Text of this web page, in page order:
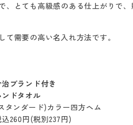
、とても高級感のある仕上がりで
需要の高い名入れ方法です。
ブランド付き
ンドタオル
タンダード)カラー四方ヘム
260円(税別237円)